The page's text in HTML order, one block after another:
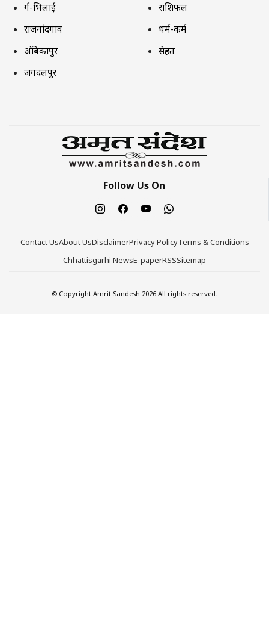
दुर्ग-भिलाई
राजनांदगांव
अंबिकापुर
जगदलपुर
राशिफल
धर्म-कर्म
सेहत
Follow Us On
Contact UsAbout UsDisclaimerPrivacy PolicyTerms & Conditions
Chhattisgarhi NewsE-paperRSSSitemap
© Copyright Amrit Sandesh 2026 All rights reserved.